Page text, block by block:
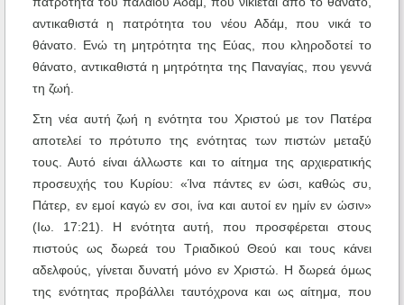
αντικαθιστά η πατρότητα του νέου Αδάμ, που νικά το
θάνατο. Ενώ τη μητρότητα της Εύας, που κληροδοτεί το
θάνατο, αντικαθιστά η μητρότητα της Παναγίας, που γεννά
τη ζωή.
Στη νέα αυτή ζωή η ενότητα του Χριστού με τον Πατέρα
αποτελεί το πρότυπο της ενότητας των πιστών μεταξύ
τους. Αυτό είναι άλλωστε και το αίτημα της αρχιερατικής
προσευχής του Κυρίου: «Ίνα πάντες εν ώσι, καθώς συ,
Πάτερ, εν εμοί καγώ εν σοι, ίνα και αυτοί εν ημίν εν ώσιν»
(Ιω. 17:21). Η ενότητα αυτή, που προσφέρεται στους
πιστούς ως δωρεά του Τριαδικού Θεού και τους κάνει
αδελφούς, γίνεται δυνατή μόνο εν Χριστώ. Η δωρεά όμως
της ενότητας προβάλλει ταυτόχρονα και ως αίτημα, που